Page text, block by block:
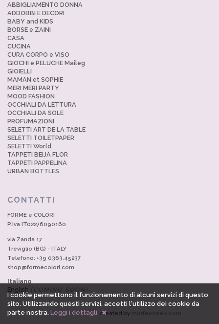
ABBIGLIAMENTO DONNA
ADDOBBI E DECORI
BABY and KIDS
BORSE e ZAINI
CASA
CUCINA
CURA CORPO e VISO
GIOCHI e PELUCHE Maileg
GIOIELLI
MAMAN et SOPHIE
MERI MERI PARTY
MOOD FASHION
OCCHIALI DA LETTURA
OCCHIALI DA SOLE
PROFUMAZIONI
SELETTI ART DE LA TABLE
SELETTI TOILETPAPER
SELETTI World
TAPPETI BEIJA FLOR
TAPPETI PAPPELINA
URBAN BOTTLES
CONTATTI
FORME e COLORI
P.Iva IT02276090160
via Zanda 17
Treviglio (BG) - ITALY
Telefono: +39 0363.45237
shop@formecolori.com
Italiano
English (COMING SOON)
created by morfeusweb.com
I cookie permettono il funzionamento di alcuni servizi di questo
sito. Utilizzando questi servizi, accetti l'utilizzo dei cookie da
parte nostra. Leggi i dettagli